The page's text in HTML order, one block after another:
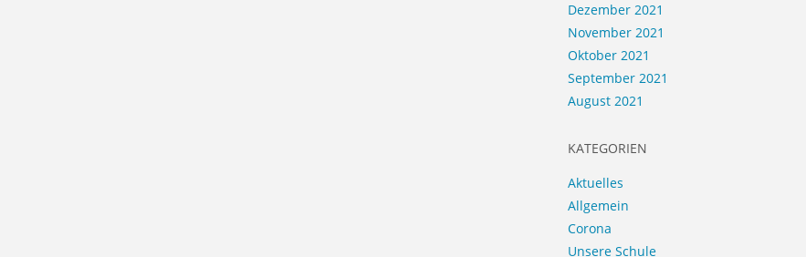
Dezember 2021
November 2021
Oktober 2021
September 2021
August 2021
KATEGORIEN
Aktuelles
Allgemein
Corona
Unsere Schule